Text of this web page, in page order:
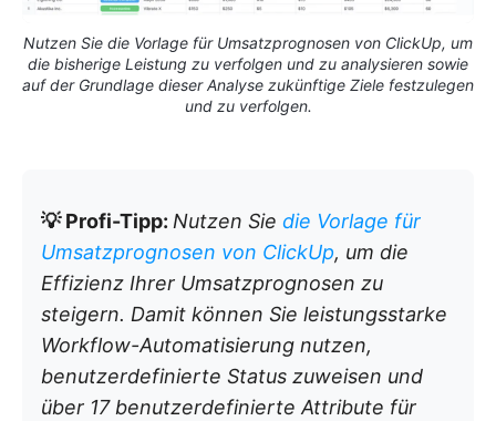
Nutzen Sie die Vorlage für Umsatzprognosen von ClickUp, um
die bisherige Leistung zu verfolgen und zu analysieren sowie
auf der Grundlage dieser Analyse zukünftige Ziele festzulegen
und zu verfolgen.
💡 Profi-Tipp: Nutzen Sie die Vorlage für
Umsatzprognosen von ClickUp, um die
Effizienz Ihrer Umsatzprognosen zu
steigern. Damit können Sie leistungsstarke
Workflow-Automatisierung nutzen,
benutzerdefinierte Status zuweisen und
über 17 benutzerdefinierte Attribute für